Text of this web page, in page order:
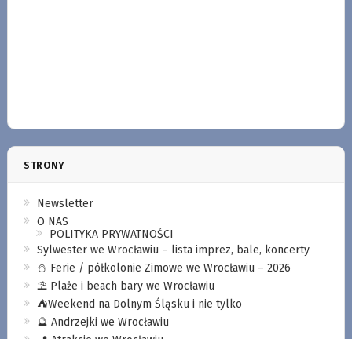
STRONY
Newsletter
O NAS
POLITYKA PRYWATNOŚCI
Sylwester we Wrocławiu – lista imprez, bale, koncerty
⛄️ Ferie / półkolonie Zimowe we Wrocławiu – 2026
⛱️ Plaże i beach bary we Wrocławiu
⛺️Weekend na Dolnym Śląsku i nie tylko
🔮 Andrzejki we Wrocławiu